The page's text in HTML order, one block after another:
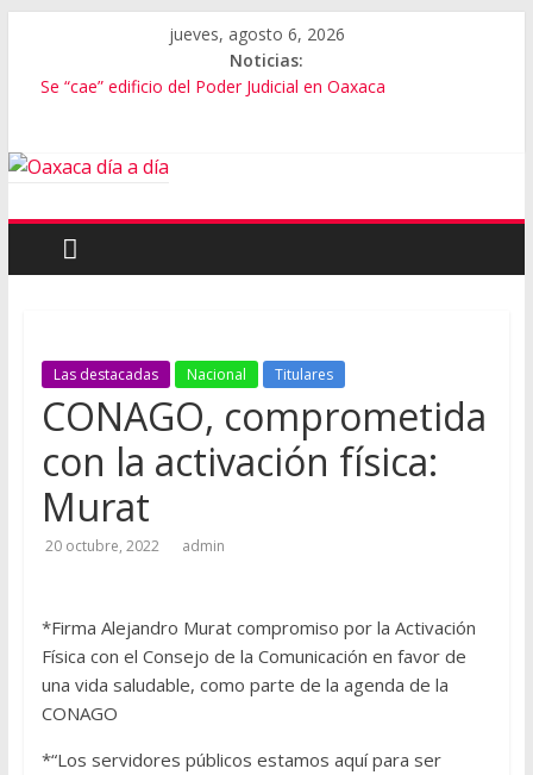
jueves, agosto 6, 2026
Noticias:
Se “cae” edificio del Poder Judicial en Oaxaca
Cómo cuidar el presupuesto familiar en el regreso a clases
Las destacadas Nacional Titulares
CONAGO, comprometida
con la activación física:
Murat
20 octubre, 2022 admin
*Firma Alejandro Murat compromiso por la Activación
Física con el Consejo de la Comunicación en favor de
una vida saludable, como parte de la agenda de la
CONAGO
*“Los servidores públicos estamos aquí para ser